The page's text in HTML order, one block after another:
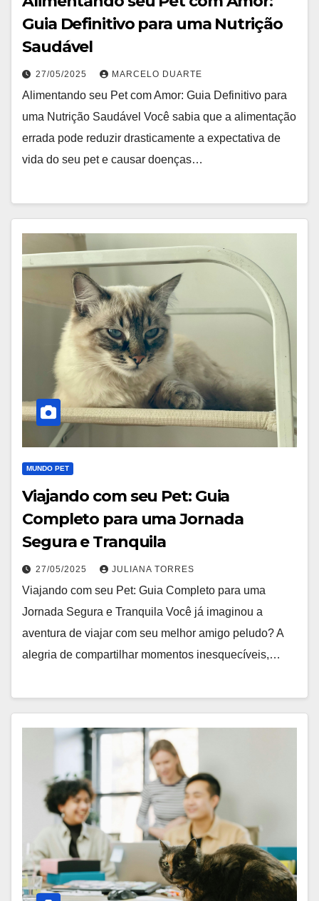
Guia Definitivo para uma Nutrição
Saudável
27/05/2025 MARCELO DUARTE
Alimentando seu Pet com Amor: Guia Definitivo para
uma Nutrição Saudável Você sabia que a alimentação
errada pode reduzir drasticamente a expectativa de
vida do seu pet e causar doenças…
MUNDO PET
Viajando com seu Pet: Guia
Completo para uma Jornada
Segura e Tranquila
27/05/2025 JULIANA TORRES
Viajando com seu Pet: Guia Completo para uma
Jornada Segura e Tranquila Você já imaginou a
aventura de viajar com seu melhor amigo peludo? A
alegria de compartilhar momentos inesquecíveis,…